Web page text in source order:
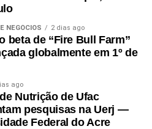
Claudia, Superinteressante, VC
edições especiais e
equivalente a R$ 5,99/mês.
essa matéria grátis.
NEGÓCIOS 2 dias ago
beta de “Fire Bull Farm”
globalmente em 1º de
ago
Nutrição de Ufac
pesquisas na Uerj —
Federal do Acre